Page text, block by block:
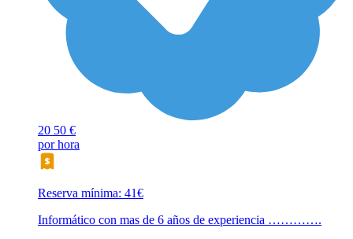
20 50 €
por hora
Reserva mínima: 41€
Informático con mas de 6 años de experiencia ………….